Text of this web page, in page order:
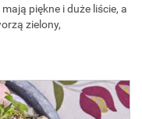
piękne i duże liście, a
zielony,